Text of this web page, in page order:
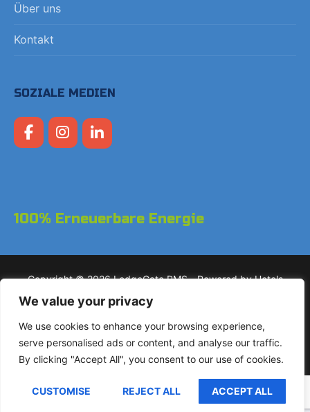
We value your privacy
We use cookies to enhance your browsing experience,
serve personalised ads or content, and analyse our traffic.
By clicking "Accept All", you consent to our use of cookies.
CUSTOMISE REJECT ALL ACCEPT ALL
Über uns
Kontakt
SOZIALE MEDIEN
100% Erneuerbare Energie
Copyright © 2026 LodgeGate PMS - Powered by Hotels
+31 (0)85 760 4900
Landdrostdreef 124 - Einheit
17.50 1314 SK Almere